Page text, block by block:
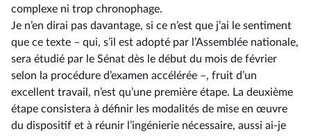
complexe ni trop chronophage.
Je n’en dirai pas davantage, si ce n’est que j’ai le sentiment
que ce texte –⁠ qui, s’il est adopté par l’Assemblée nationale,
sera étudié par le Sénat dès le début du mois de février
selon la procédure d’examen accélérée –, fruit d’un
excellent travail, n’est qu’une première étape. La deuxième
étape consistera à définir les modalités de mise en œuvre
du dispositif et à réunir l’ingénierie nécessaire, aussi ai-je